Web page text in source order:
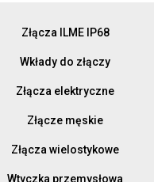
Złącza ILME IP68
Wkłady do złączy
Złącza elektryczne
Złącze męskie
Złącza wielostykowe
Wtyczka przemysłowa